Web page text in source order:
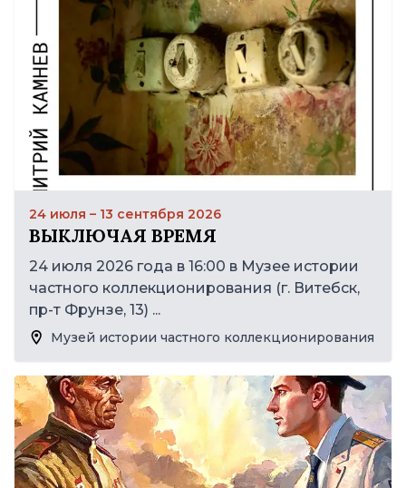
24 июля – 13 сентября 2026
ВЫКЛЮЧАЯ ВРЕМЯ
24 июля 2026 года в 16:00 в Музее истории
частного коллекционирования (г. Витебск,
пр-т Фрунзе, 13) ...
Музей истории частного коллекционирования